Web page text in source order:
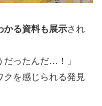
かる資料も展示され
だったんだ…！」
クを感じられる発見